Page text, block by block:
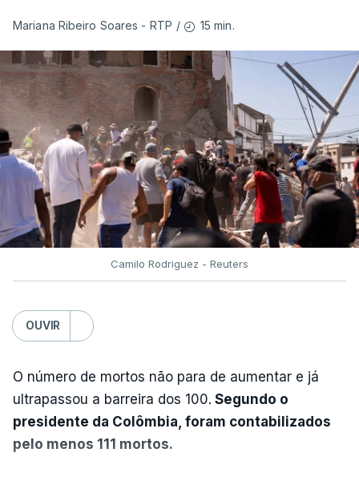
Mariana Ribeiro Soares - RTP / 15 min.
Camilo Rodriguez - Reuters
OUVIR
O número de mortos não para de aumentar e já
ultrapassou a barreira dos 100. Segundo o
presidente da Colômbia, foram contabilizados
pelo menos 111 mortos.